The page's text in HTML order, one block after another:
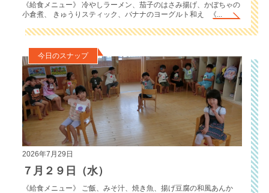
《給食メニュー》 冷やしラーメン、茄子のはさみ揚げ、かぼちゃの
小倉煮、 きゅうりスティック、バナナのヨーグルト和え 《...
今日のスナップ
2026年7月29日
７月２９日（水）
《給食メニュー》 ご飯、みそ汁、焼き魚、揚げ豆腐の和風あんか